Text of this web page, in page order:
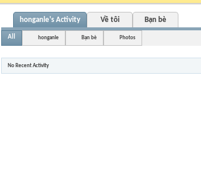
honganle's Activity Về tôi Bạn bè
All honganle Bạn bè Photos
No Recent Activity